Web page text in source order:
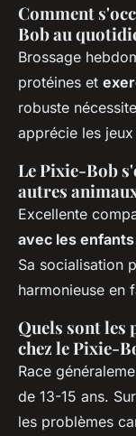
Comment
Bob au
Brossage
protéines et
robuste
apprécie les
Le Pixie-Bob
autres
Excellente
avec les enfants
Sa socialisation
harmonieuse en
Quels sont les
chez le Pixie-
Race
de 13-15 ans.
les problèmes